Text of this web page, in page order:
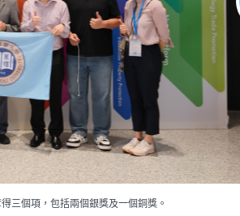
三個項，包括兩個銀獎及一個銅獎。